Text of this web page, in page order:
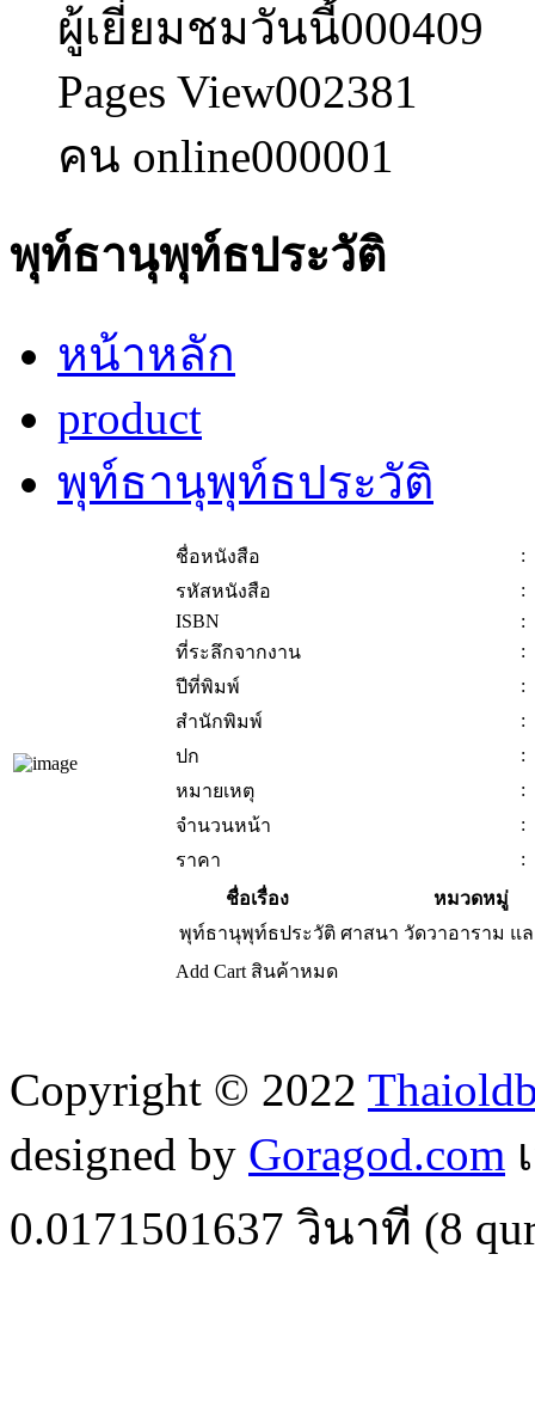
ผู้เยี่ยมชมวันนี้000409
Pages View002381
คน online000001
พุท์ธานุพุท์ธประวัติ
หน้าหลัก
product
พุท์ธานุพุท์ธประวัติ
ชื่อหนังสือ
:
รหัสหนังสือ
:
ISBN
:
ที่ระลึกจากงาน
:
ปีที่พิมพ์
:
สำนักพิมพ์
:
ปก
:
หมายเหตุ
:
จำนวนหน้า
:
ราคา
:
ชื่อเรื่อง
หมวดหมู่
พุท์ธานุพุท์ธประวัติ ศาสนา วัดวาอาราม แ
Add Cart สินค้าหมด
Copyright © 2022
designed by Goragod.com
0.0171501637 วินาที (8